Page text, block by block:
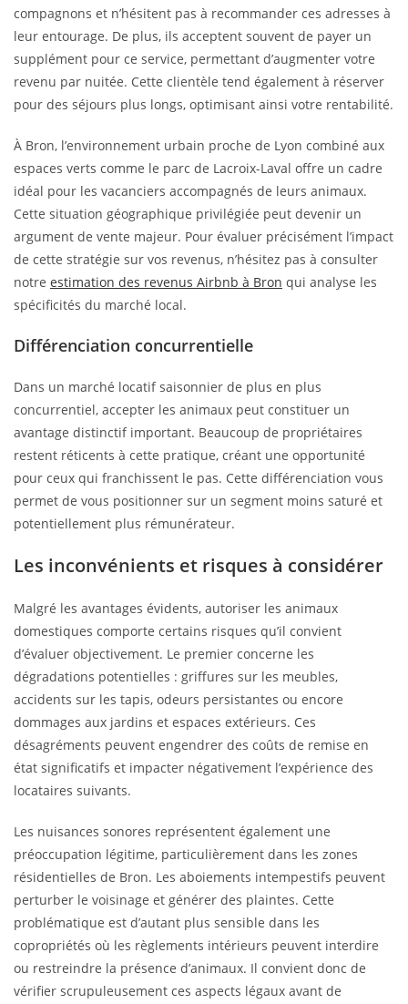
compagnons et n’hésitent pas à recommander ces adresses à
leur entourage. De plus, ils acceptent souvent de payer un
supplément pour ce service, permettant d’augmenter votre
revenu par nuitée. Cette clientèle tend également à réserver
pour des séjours plus longs, optimisant ainsi votre rentabilité.
À Bron, l’environnement urbain proche de Lyon combiné aux
espaces verts comme le parc de Lacroix-Laval offre un cadre
idéal pour les vacanciers accompagnés de leurs animaux.
Cette situation géographique privilégiée peut devenir un
argument de vente majeur. Pour évaluer précisément l’impact
de cette stratégie sur vos revenus, n’hésitez pas à consulter
notre estimation des revenus Airbnb à Bron qui analyse les
spécificités du marché local.
Différenciation concurrentielle
Dans un marché locatif saisonnier de plus en plus
concurrentiel, accepter les animaux peut constituer un
avantage distinctif important. Beaucoup de propriétaires
restent réticents à cette pratique, créant une opportunité
pour ceux qui franchissent le pas. Cette différenciation vous
permet de vous positionner sur un segment moins saturé et
potentiellement plus rémunérateur.
Les inconvénients et risques à considérer
Malgré les avantages évidents, autoriser les animaux
domestiques comporte certains risques qu’il convient
d’évaluer objectivement. Le premier concerne les
dégradations potentielles : griffures sur les meubles,
accidents sur les tapis, odeurs persistantes ou encore
dommages aux jardins et espaces extérieurs. Ces
désagréments peuvent engendrer des coûts de remise en
état significatifs et impacter négativement l’expérience des
locataires suivants.
Les nuisances sonores représentent également une
préoccupation légitime, particulièrement dans les zones
résidentielles de Bron. Les aboiements intempestifs peuvent
perturber le voisinage et générer des plaintes. Cette
problématique est d’autant plus sensible dans les
copropriétés où les règlements intérieurs peuvent interdire
ou restreindre la présence d’animaux. Il convient donc de
vérifier scrupuleusement ces aspects légaux avant de